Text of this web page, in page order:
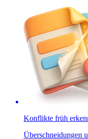
Konflikte früh
Überschneidungen